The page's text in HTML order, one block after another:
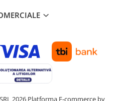
2026 Platforma E-commerce by